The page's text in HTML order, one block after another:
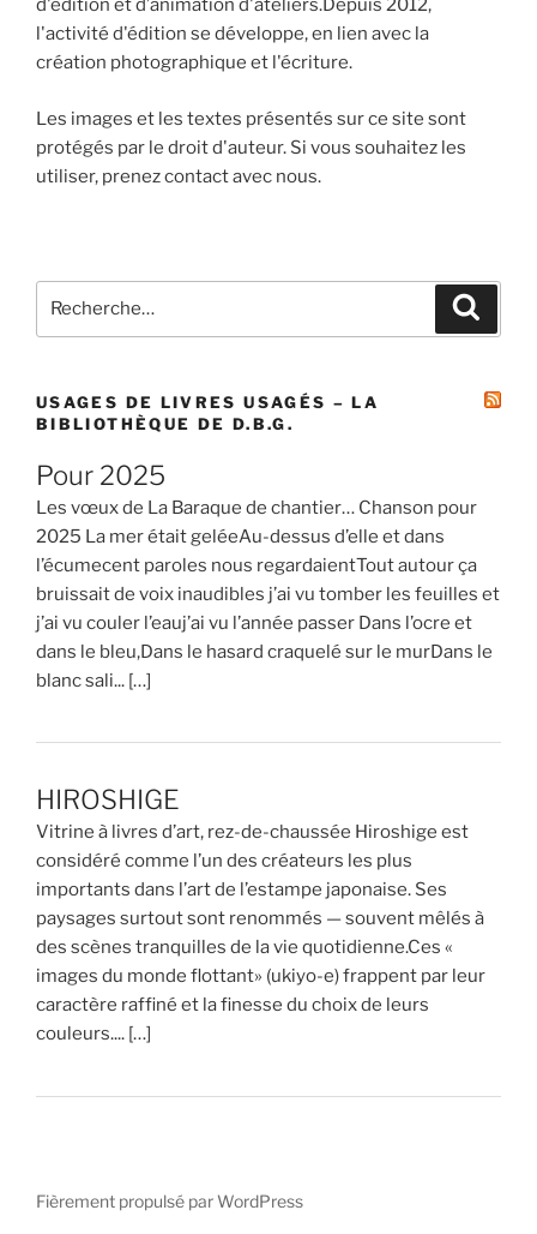
d'édition et d’animation d'ateliers.Depuis 2012,
l'activité d'édition se développe, en lien avec la
création photographique et l'écriture.
Les images et les textes présentés sur ce site sont
protégés par le droit d'auteur. Si vous souhaitez les
utiliser, prenez contact avec nous.
pour
USAGES DE LIVRES USAGÉS – LA
BIBLIOTHÈQUE DE D.B.G.
Pour 2025
Les vœux de La Baraque de chantier… Chanson pour
2025 La mer était geléeAu-dessus d’elle et dans
l’écumecent paroles nous regardaientTout autour ça
bruissait de voix inaudibles j’ai vu tomber les feuilles et
j’ai vu couler l’eauj’ai vu l’année passer Dans l’ocre et
dans le bleu,Dans le hasard craquelé sur le murDans le
blanc sali... […]
HIROSHIGE
Vitrine à livres d’art, rez-de-chaussée Hiroshige est
considéré comme l’un des créateurs les plus
importants dans l’art de l’estampe japonaise. Ses
paysages surtout sont renommés — souvent mêlés à
des scènes tranquilles de la vie quotidienne.Ces «
images du monde flottant» (ukiyo-e) frappent par leur
caractère raffiné et la finesse du choix de leurs
couleurs.... […]
Fièrement propulsé par WordPress